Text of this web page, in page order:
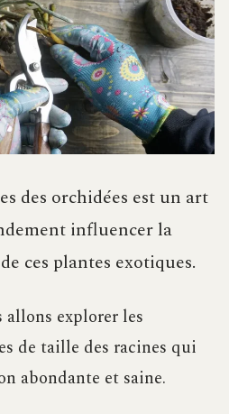
des orchidées est un art
influencer la
ces plantes exotiques.
explorer les
de taille des racines qui
abondante et saine.